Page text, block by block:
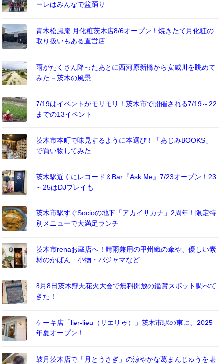
ーレはみんなで盆踊り
青木松風庵 月化粧茨木店8/6オープン！焼きたて月化粧の
取り扱いもある直営店
雨がたくさん降ったあとに西河原新橋から安威川を眺めて
みた－茨木の風景
7/19はイベントがモリモリ！茨木市で開催される7/19～22
までの13イベント
茨木市本町で味見するように本選び！「あじみBOOKS」
で買い物してみた
茨木駅近くにレコード＆Bar『Ask Me』7/23オープン！23
～25はDJプレイも
茨木市駅すぐSocioの地下「アカイサカナ」2周年！限定特
別メニューで大満足ランチ
茨木市renaお蔵店へ！晴雨兼用の甲州織の傘や、優しい素
材のかばん・小物・パジャマなど
8月8日茨木辯天花火大会で無料開放の鑑賞スポット調べて
きた！
ケーキ店「lier-lieu（リエリゥ）」茨木市駅の東に、2025
年夏オープン！
鼓月茨木店で「月とうさぎ」の涼やかな葛まんじゅうを堪